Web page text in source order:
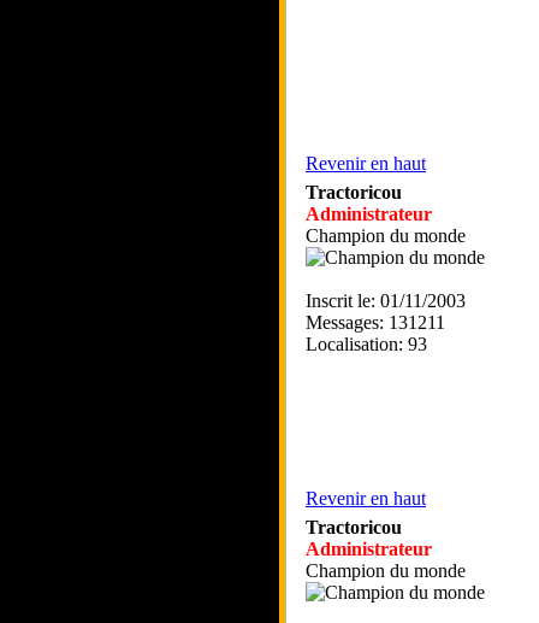
Revenir en haut
Tractoricou
Administrateur
Champion du monde
Inscrit le: 01/11/2003
Messages: 131211
Localisation: 93
Revenir en haut
Tractoricou
Administrateur
Champion du monde